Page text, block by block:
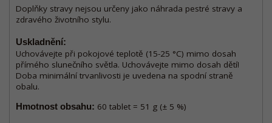
Doplňky stravy nejsou určeny jako náhrada pestré stravy a
zdravého životního stylu.
Uskladnění:
Uchovávejte při pokojové teplotě (15-25 °C) mimo dosah
přímého slunečního světla. Uchovávejte mimo dosah dětí!
Doba minimální trvanlivosti je uvedena na spodní straně
obalu.
Hmotnost obsahu: 60 tablet = 51 g (± 5 %)